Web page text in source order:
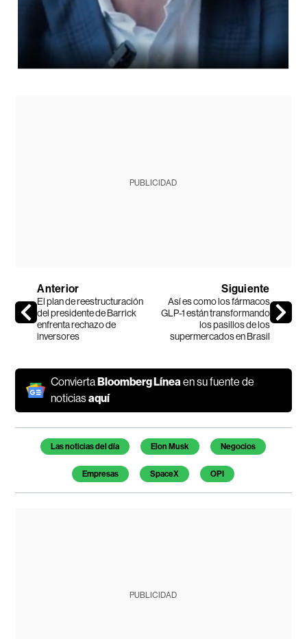
PUBLICIDAD
Anterior
El plan de reestructuración
del presidente de Barrick
enfrenta rechazo de
inversores
Siguiente
Así es como los fármacos
GLP-1 están transformando
los pasillos de los
supermercados en Brasil
ConviertaBloomberg Líneaen su fuente de
noticiasaquí
Temas de este artículo
Las noticias del día Elon Musk Negocios
Empresas SpaceX OPI
PUBLICIDAD